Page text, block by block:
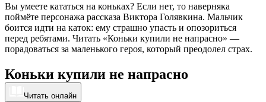
Вы умеете кататься на коньках? Если нет, то наверняка
поймёте персонажа рассказа Виктора Голявкина. Мальчик
боится идти на каток: ему страшно упасть и опозориться
перед ребятами. Читать «Коньки купили не напрасно» —
порадоваться за маленького героя, который преодолел страх.
Коньки купили не напрасно
Читать онлайн